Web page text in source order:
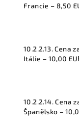
Francie – 8,50
10.2.2.13. Cena
Itálie – 10,00
10.2.2.14. Cena
Španělsko –